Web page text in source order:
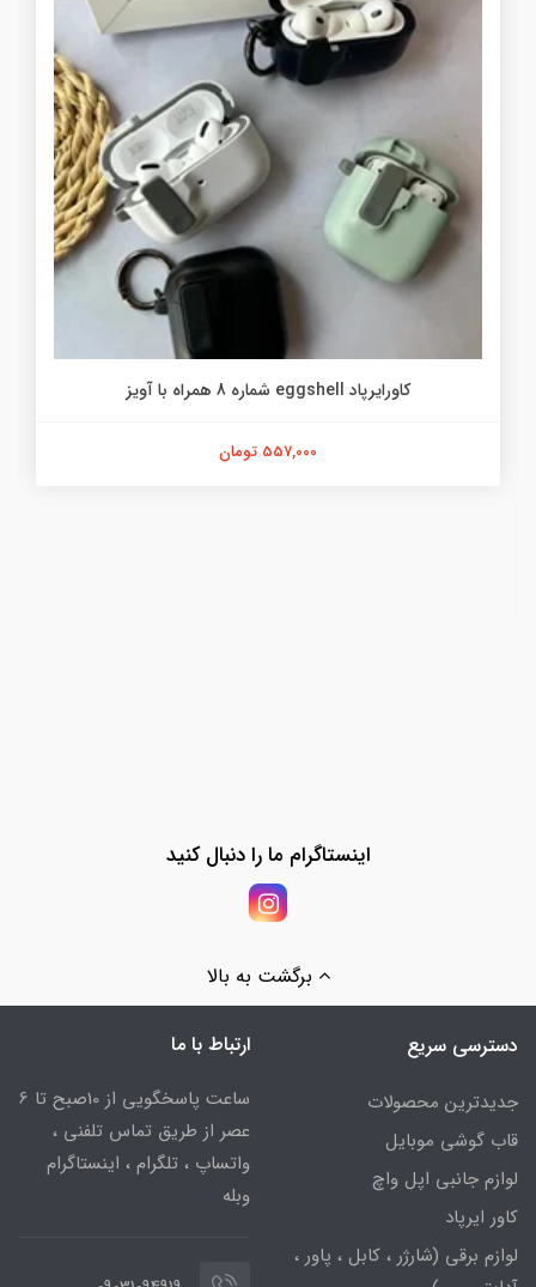
کاورایرپاد eggshell شماره 8 همراه با آویز
557,000 تومان
اینستاگرام ما را دنبال کنید
برگشت به بالا
دسترسی سریع
جدیدترین محصولات
قاب گوشی موبایل
لوازم جانبی اپل واچ
کاور ایرپاد
لوازم برقی (شارژر ، کابل ، پاور ،
ارتباط با ما
ساعت پاسخگویی از 10صبح تا 6
عصر از طریق تماس تلفنی ،
واتساپ ، تلگرام ، اینستاگرام
وبله